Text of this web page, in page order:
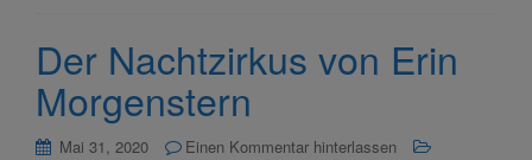
Der Nachtzirkus von Erin
Morgenstern
Mai 31, 2020
Einen Kommentar hinterlassen